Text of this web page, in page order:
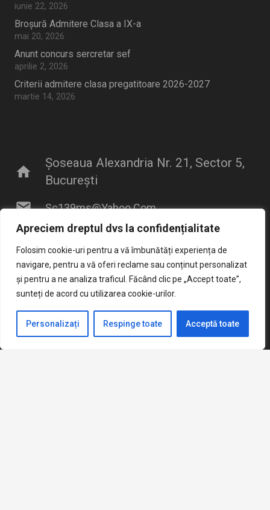
Apreciem dreptul dvs la confidențialitate
Folosim cookie-uri pentru a vă îmbunătăți experiența de
navigare, pentru a vă oferi reclame sau conținut personalizat
și pentru a ne analiza traficul. Făcând clic pe „Accept toate”,
sunteți de acord cu utilizarea cookie-urilor.
Personalizați Respinge toate Acceptă toate
iunie 22, 2026
Broșură Admitere Clasa a IX-a
mai 20, 2026
Anunt concurs sercretar sef
aprilie 2, 2026
Criterii admitere clasa pregatitoare 2026-2027
martie 14, 2026
home
Șoseaua Alexandria Nr. 21, Sector 5,
București
mail Sc139ms@yahoo.com
phone 021.420.67.95